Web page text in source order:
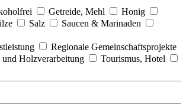
Getreide, Mehl
Honig
Salz
Saucen & Marinaden
Regionale Gemeinschaftsprojekte
und Holzverarbeitung
Tourismus, Hotel